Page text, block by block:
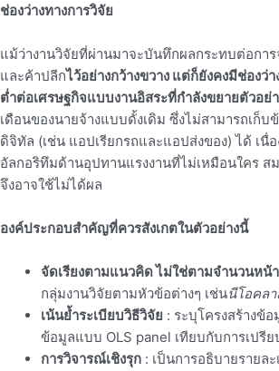
ช่องว่างทางการวิจัย
แม้ว่างานวิจัยที่ผ่านมาจะบันทึกผลกระทบต่อกา
และค้าปลีกไว้อย่างกว้างขวาง แต่ก็ยังคงมีช่อง
ต่ำต่อเศรษฐกิจแบบงานอิสระที่กำลังขยายตัวอย่
เดือนของนายจ้างแบบดั้งเดิม ซึ่งไม่สามารถเก็
ดิจิทัล (เช่น แอปเรียกรถและแอปส่งของ) ได้ เ
อัลกอริทึมด้านอุปทานแรงงานที่ไม่เหมือนใคร
จึงอาจใช้ไม่ได้ผล
องค์ประกอบสำคัญที่ควรสังเกตในตัวอย่างนี้
จัดเรียงตามแนวคิด ไม่ใช่ตามจำนวนหน้า
กลุ่มงานวิจัยตามหัวข้อต่างๆ เช่นนีโอคล
เน้นย้ำระเบียบวิธีวิจัย : ระบุโครงสร้างข้
ข้อมูลแบบ OLS panel เทียบกับการเปรี
การวิจารณ์เชิงรุก : เป็นการอธิบายรายละ